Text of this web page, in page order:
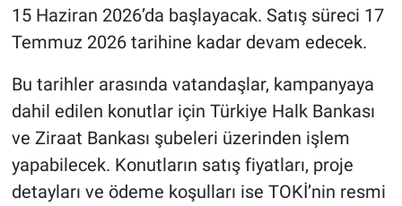
15 Haziran 2026’da başlayacak. Satış süreci 17
Temmuz 2026 tarihine kadar devam edecek.
Bu tarihler arasında vatandaşlar, kampanyaya
dahil edilen konutlar için Türkiye Halk Bankası
ve Ziraat Bankası şubeleri üzerinden işlem
yapabilecek. Konutların satış fiyatları, proje
detayları ve ödeme koşulları ise TOKİ’nin resmi